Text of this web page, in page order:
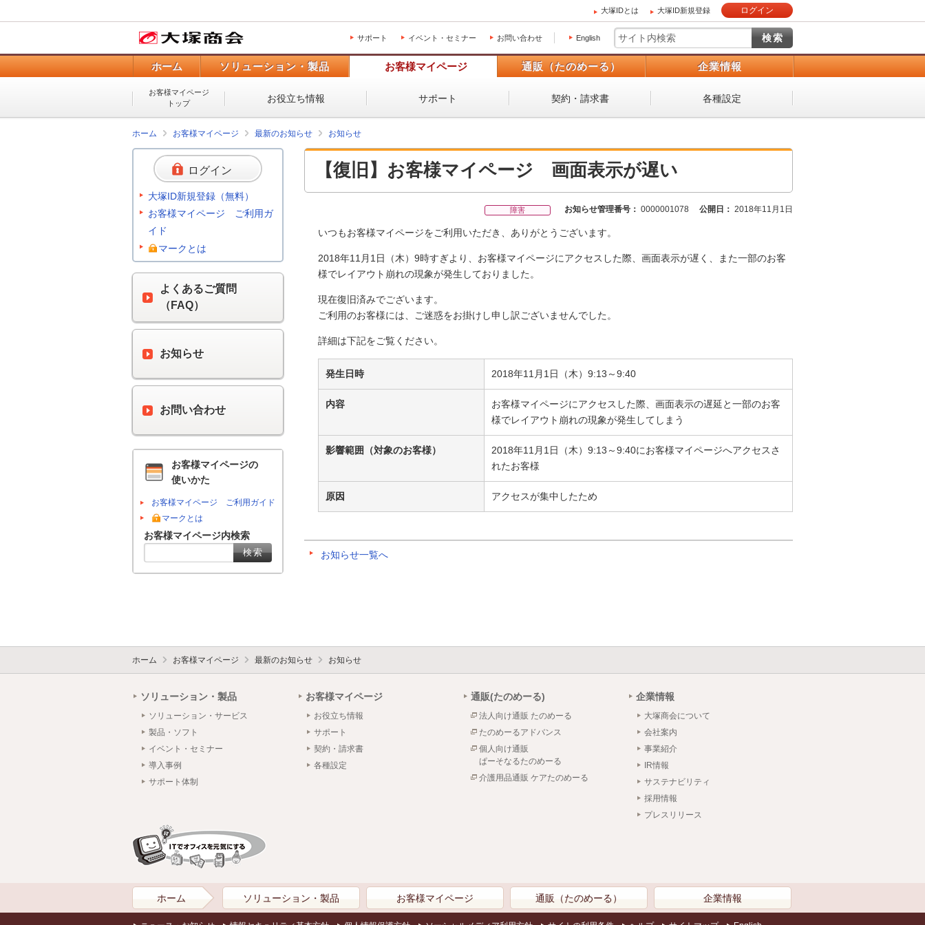
大塚IDとは 大塚ID新規登録 ログイン
サポート イベント・セミナー お問い合わせ English
ホーム ソリューション・製品 お客様マイページ 通販（たのめーる） 企業情報
お客様マイページ
トップ
お役立ち情報 サポート 契約・請求書 各種設定
ホーム お客様マイページ 最新のお知らせ お知らせ
【復旧】お客様マイページ 画面表示が遅い
障害 お知らせ管理番号： 0000001078 公開日： 2018年11月1日
いつもお客様マイページをご利用いただき、ありがとうございます。
2018年11月1日（木）9時すぎより、お客様マイページにアクセスした際、画面表示が遅く、また一部のお客
様でレイアウト崩れの現象が発生しておりました。
現在復旧済みでございます。
ご利用のお客様には、ご迷惑をお掛けし申し訳ございませんでした。
詳細は下記をご覧ください。
発生日時 2018年11月1日（木）9:13～9:40
内容
お客様マイページにアクセスした際、画面表示の遅延と一部のお客
様でレイアウト崩れの現象が発生してしまう
影響範囲（対象のお客様）
2018年11月1日（木）9:13～9:40にお客様マイページへアクセスさ
れたお客様
原因 アクセスが集中したため
お知らせ一覧へ
ログイン
大塚ID新規登録（無料）
お客様マイページ ご利用ガ
イド
マークとは
よくあるご質問
（FAQ）
お知らせ
お問い合わせ
お客様マイページの
使いかた
お客様マイページ ご利用ガイド
マークとは
お客様マイページ内検索
ホーム お客様マイページ 最新のお知らせ お知らせ
ソリューション・製品
ソリューション・サービス
製品・ソフト
イベント・セミナー
導入事例
サポート体制
お客様マイページ
お役立ち情報
サポート
契約・請求書
各種設定
通販(たのめーる)
法人向け通販 たのめーる
たのめーるアドバンス
個人向け通販
ぱーそなるたのめーる
介護用品通販 ケアたのめーる
企業情報
大塚商会について
会社案内
事業紹介
IR情報
サステナビリティ
採用情報
プレスリリース
ホーム ソリューション・製品 お客様マイページ 通販（たのめーる） 企業情報